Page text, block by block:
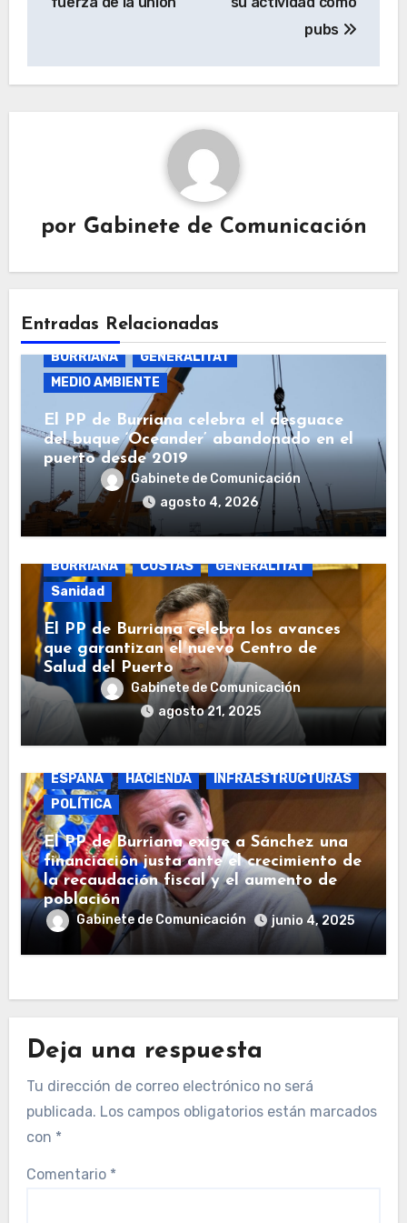
pubs
por Gabinete de Comunicación
Entradas Relacionadas
BURRIANA
GENERALITAT
MEDIO AMBIENTE
El PP de Burriana celebra el desguace
del buque ‘Oceander’ abandonado en el
puerto desde 2019
Gabinete de Comunicación
agosto 4, 2026
BURRIANA COSTAS
GENERALITAT
Sanidad
El PP de Burriana celebra los avances
que garantizan el nuevo Centro de
Salud del Puerto
Gabinete de Comunicación
agosto 21, 2025
ESPAÑA
HACIENDA
INFRAESTRUCTURAS
POLÍTICA
El PP de Burriana exige a Sánchez una
financiación justa ante el crecimiento de
la recaudación fiscal y el aumento de
población
Gabinete de Comunicación junio 4, 2025
Deja una respuesta
Tu dirección de correo electrónico no será
publicada. Los campos obligatorios están marcados
con *
Comentario *